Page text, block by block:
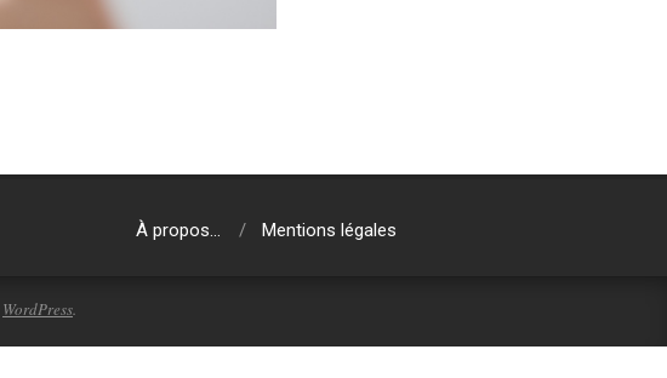
À propos… Mentions légales
WordPress.